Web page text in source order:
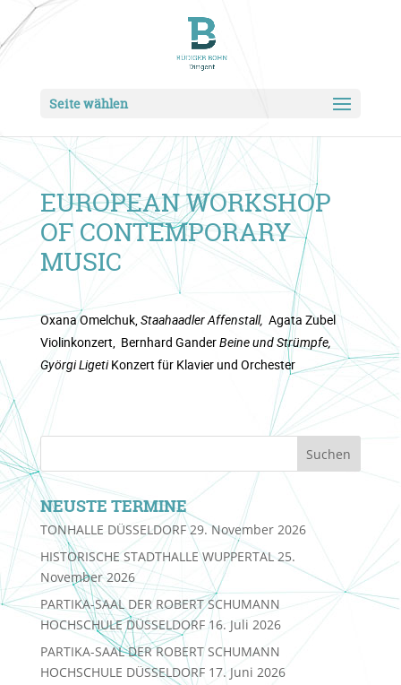
Seite wählen
EUROPEAN WORKSHOP
OF CONTEMPORARY
MUSIC
Oxana Omelchuk,Staahaadler Affenstall, Agata Zubel
Violinkonzert, Bernhard GanderBeine und Strümpfe,
Györgi LigetiKonzert für Klavier und Orchester
NEUSTE TERMINE
TONHALLE DÜSSELDORF 29. November 2026
HISTORISCHE STADTHALLE WUPPERTAL 25.
November 2026
PARTIKA-SAAL DER ROBERT SCHUMANN
HOCHSCHULE DÜSSELDORF 16. Juli 2026
PARTIKA-SAAL DER ROBERT SCHUMANN
HOCHSCHULE DÜSSELDORF 17. Juni 2026